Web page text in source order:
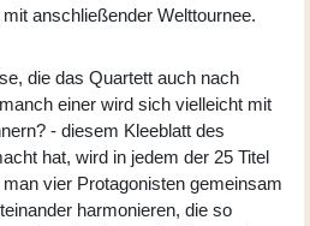
anschließender Welttournee.
die das Quartett auch nach
einer wird sich vielleicht mit
- diesem Kleeblatt des
hat, wird in jedem der 25 Titel
vier Protagonisten gemeinsam
harmonieren, die so